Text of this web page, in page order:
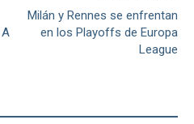
Milán y Rennes se enfrentan
en los Playoffs de Europa
League